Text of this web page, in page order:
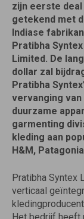
zijn eerste deal
getekend met
Indiase
Pratibha Syntex
Limited. De
dollar zal
Pratibha
vervanging
duurzame
garmenting
kleding aan
H&M,
Pratibha Syntex
verticaal